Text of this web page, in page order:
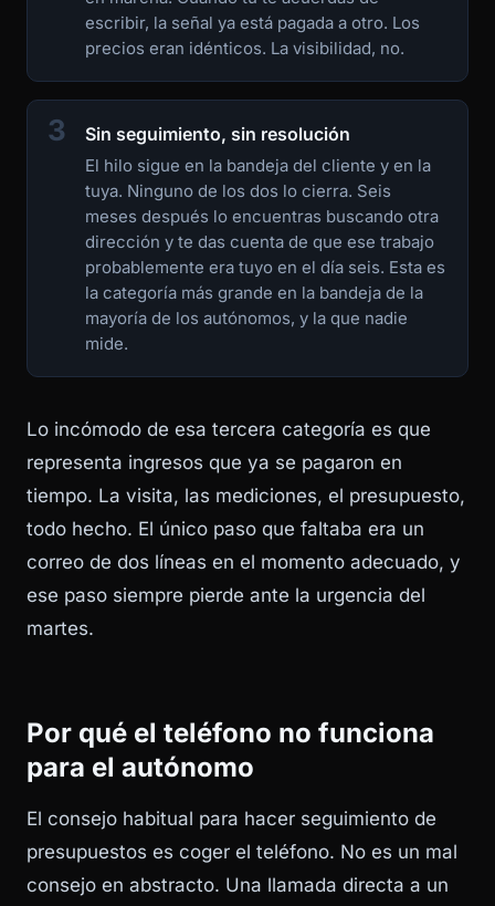
escribir, la señal ya está pagada a otro. Los
precios eran idénticos. La visibilidad, no.
3 Sin seguimiento, sin resolución
El hilo sigue en la bandeja del cliente y en la
tuya. Ninguno de los dos lo cierra. Seis
meses después lo encuentras buscando otra
dirección y te das cuenta de que ese trabajo
probablemente era tuyo en el día seis. Esta es
la categoría más grande en la bandeja de la
mayoría de los autónomos, y la que nadie
mide.
Lo incómodo de esa tercera categoría es que
representa ingresos que ya se pagaron en
tiempo. La visita, las mediciones, el presupuesto,
todo hecho. El único paso que faltaba era un
correo de dos líneas en el momento adecuado, y
ese paso siempre pierde ante la urgencia del
martes.
Por qué el teléfono no funciona
para el autónomo
El consejo habitual para hacer seguimiento de
presupuestos es coger el teléfono. No es un mal
consejo en abstracto. Una llamada directa a un